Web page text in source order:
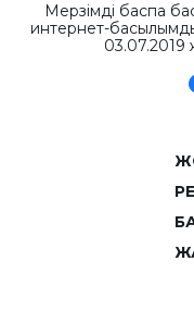
Мерзімді баспа
интернет-басылымды
03.07.2019